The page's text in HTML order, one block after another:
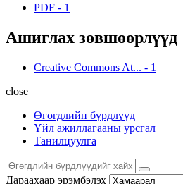
PDF - 1
Ашиглах зөвшөөрлүүд
Creative Commons At... - 1
close
Өгөгдлийн бүрдлүүд
Үйл ажиллагааны урсгал
Танилцуулга
Дараахаар эрэмбэлэх